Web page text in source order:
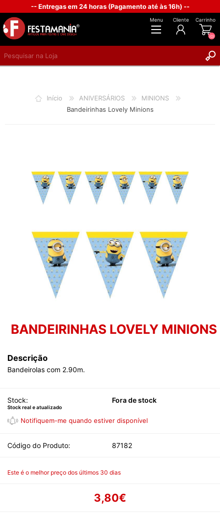
-- Entregas em 24 horas (Pagamento até às 16h) --
Menu Cliente Carrinho
(0)
Início ANIVERSÁRIOS
MINIONS
Bandeirinhas Lovely Minions
BANDEIRINHAS LOVELY MINIONS
Descrição
Bandeirolas com 2.90m.
Stock: Fora de stock
Stock real e atualizado
Código do Produto: 87182
Este é o melhor preço dos últimos 30 dias
3,80€